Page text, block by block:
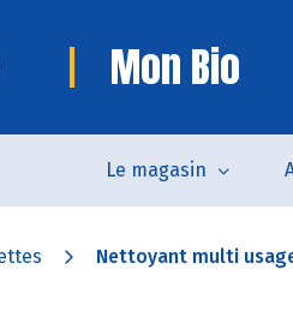
Mon Bio
Le magasin
Nettoyant multi